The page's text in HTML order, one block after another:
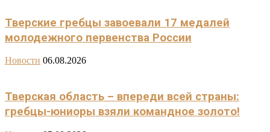
Тверские гребцы завоевали 17 медалей
молодежного первенства России
Новости 06.08.2026
Тверская область – впереди всей страны:
гребцы-юниоры взяли командное золото!